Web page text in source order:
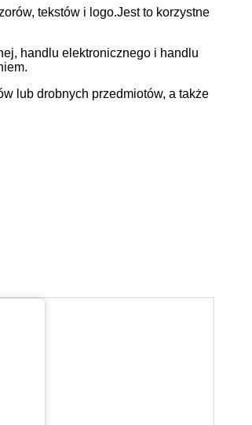
tekstów i logo.Jest to korzystne
handlu elektronicznego i handlu
lub drobnych przedmiotów, a także